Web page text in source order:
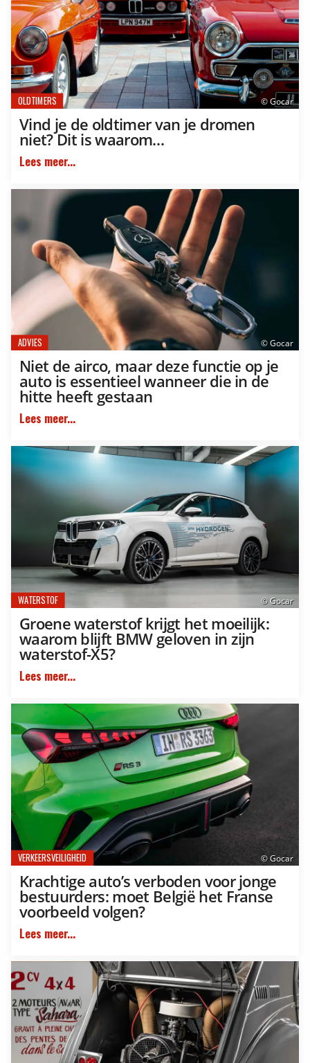
© Gocar
OLDTIMERS
Vind je de oldtimer van je dromen
niet? Dit is waarom…
Lees meer...
© Gocar
ADVIES
Niet de airco, maar deze functie op je
auto is essentieel wanneer die in de
hitte heeft gestaan
Lees meer...
© Gocar
WATERSTOF
Groene waterstof krijgt het moeilijk:
waarom blijft BMW geloven in zijn
waterstof-X5?
Lees meer...
© Gocar
VERKEERSVEILIGHEID
Krachtige auto’s verboden voor jonge
bestuurders: moet België het Franse
voorbeeld volgen?
Lees meer...